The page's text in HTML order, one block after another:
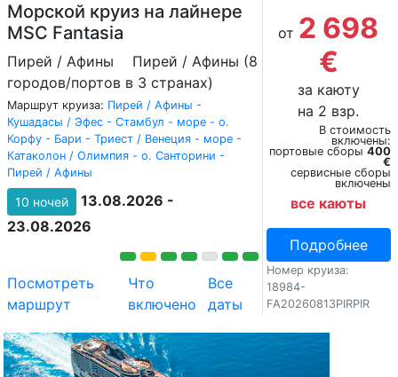
Морской круиз на лайнере
MSC Fantasia
Пирей / Афины
Пирей / Афины (8
городов/портов в 3 странах)
Маршрут круиза: Пирей / Афины -
Кушадасы / Эфес - Стамбул - море - о.
Корфу - Бари - Триест / Венеция - море -
Катаколон / Олимпия - о. Санторини -
Пирей / Афины
10 ночей
13.08.2026 -
23.08.2026
Посмотреть
маршрут
Что
включено
Все
даты
от 2 698
€
за каюту
на 2 взр.
В стоимость
включены:
портовые сборы 400
€
сервисные сборы
включены
все каюты
Подробнее
Номер круиза:
18984-
FA20260813PIRPIR